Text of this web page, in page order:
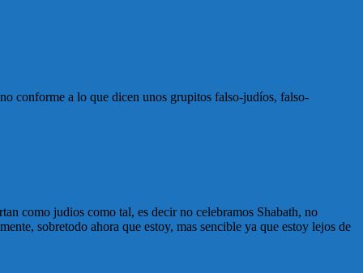
conforme a lo que dicen unos grupitos falso-judíos, falso-
como judios como tal, es decir no celebramos Shabath, no
sobretodo ahora que estoy, mas sencible ya que estoy lejos de